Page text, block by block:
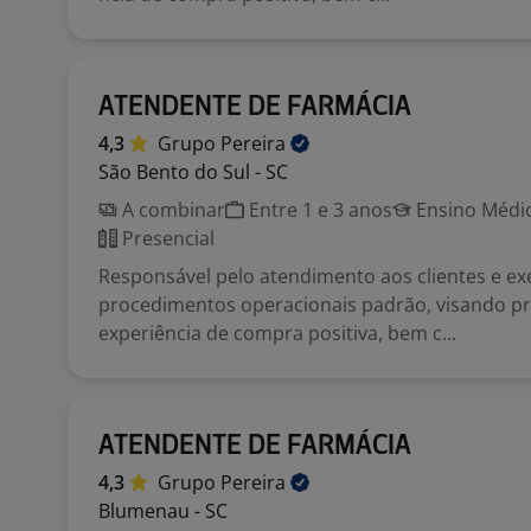
ATENDENTE DE FARMÁCIA
4,3 Grupo Pereira
São Bento do Sul - SC
A combinar
Entre 1 e 3 anos
Ensino
Presencial
Responsável pelo atendimento aos clientes e
procedimentos operacionais padrão, visando
experiência de compra positiva, bem c...
ATENDENTE DE FARMÁCIA
4,3 Grupo Pereira
Blumenau - SC